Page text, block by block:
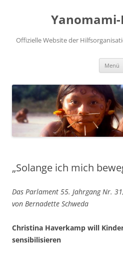
Yanomami-
Offizielle Website der
Menü
„Solange ich mich
Das Parlament 55. Jahrgang Nr.
von Bernadette Schweda
Christina Haverkamp will
sensibilisieren